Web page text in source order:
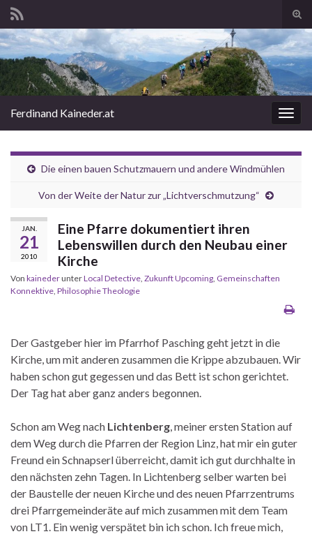
Search for:
Ferdinand Kaineder.at
Die einen bauen Schutzmauern und andere Windmühlen
Von der Weite der Natur zur „Lichtverschmutzung“
JAN.
21
2010
Eine Pfarre dokumentiert ihren
Lebenswillen durch den Neubau einer
Kirche
Von kainederunterLocal Detective Zukunft Upcoming Gemeinschaften
Konnektive Philosophie Theologie
Der Gastgeber hier im Pfarrhof Pasching geht jetzt in die
Kirche, um mit anderen zusammen die Krippe abzubauen. Wir
haben schon gut gegessen und das Bett ist schon gerichtet.
Der Tag hat aber ganz anders begonnen.
Schon am Weg nach Lichtenberg , meiner ersten Station auf
dem Weg durch die Pfarren der Region Linz, hat mir ein guter
Freund ein Schnapserl überreicht, damit ich gut durchhalte in
den nächsten zehn Tagen. In Lichtenberg selber warten bei
der Baustelle der neuen Kirche und des neuen Pfarrzentrums
drei Pfarrgemeinderäte auf mich zusammen mit dem Team
von LT1. Ein wenig verspätet bin ich schon. Ich freue mich,